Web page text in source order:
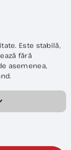
Este stabilă,
fără
asemenea,